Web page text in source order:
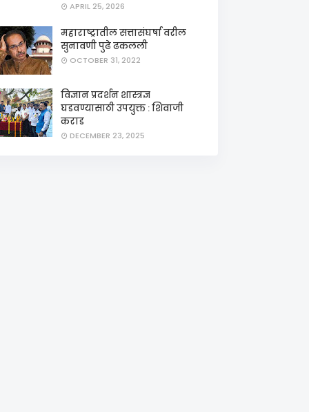
APRIL 25, 2026
महाराष्ट्रातील सत्तासंघर्षा वरील
सुनावणी पुढे ढकलली
OCTOBER 31, 2022
विज्ञान प्रदर्शन शास्त्रज्ञ
घडवण्यासाठी उपयुक्त : शिवाजी
कराड
DECEMBER 23, 2025